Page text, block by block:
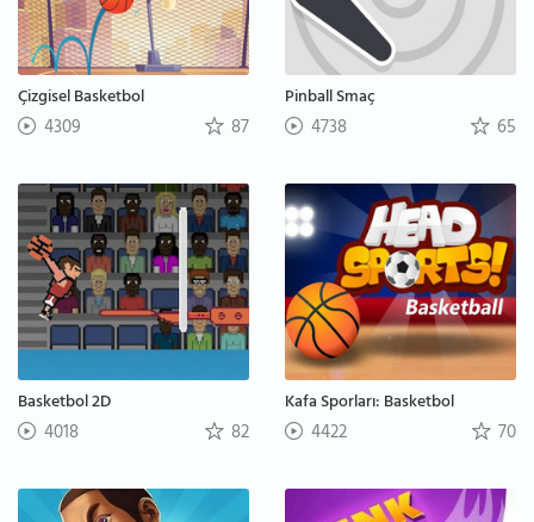
Çizgisel Basketbol
4309 87
Pinball Smaç
4738 65
Basketbol 2D
4018 82
Kafa Sporları: Basketbol
4422 70